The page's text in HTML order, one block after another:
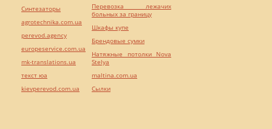
Синтезаторы
agrotechnika.com.ua
perevod.agency
europeservice.com.ua
mk-translations.ua
текст юа
kievperevod.com.ua
Перевозка лежачих
больных за границу
Шкафы купе
Брендовые сумки
Натяжные потолки Nova
Stelya
maltina.com.ua
Cылки